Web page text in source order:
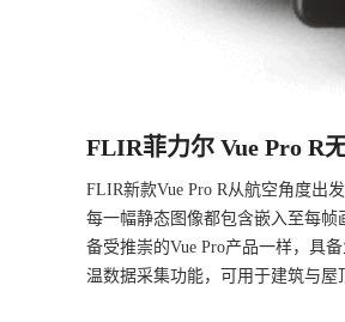
FLIR菲力尔 Vue Pro R
FLIR新款Vue Pro R从航空角度出
每一幅静态图像都包含嵌入至每帧
备受推崇的Vue Pro产品一样，具
温数据采集功能，可用于建筑与屋